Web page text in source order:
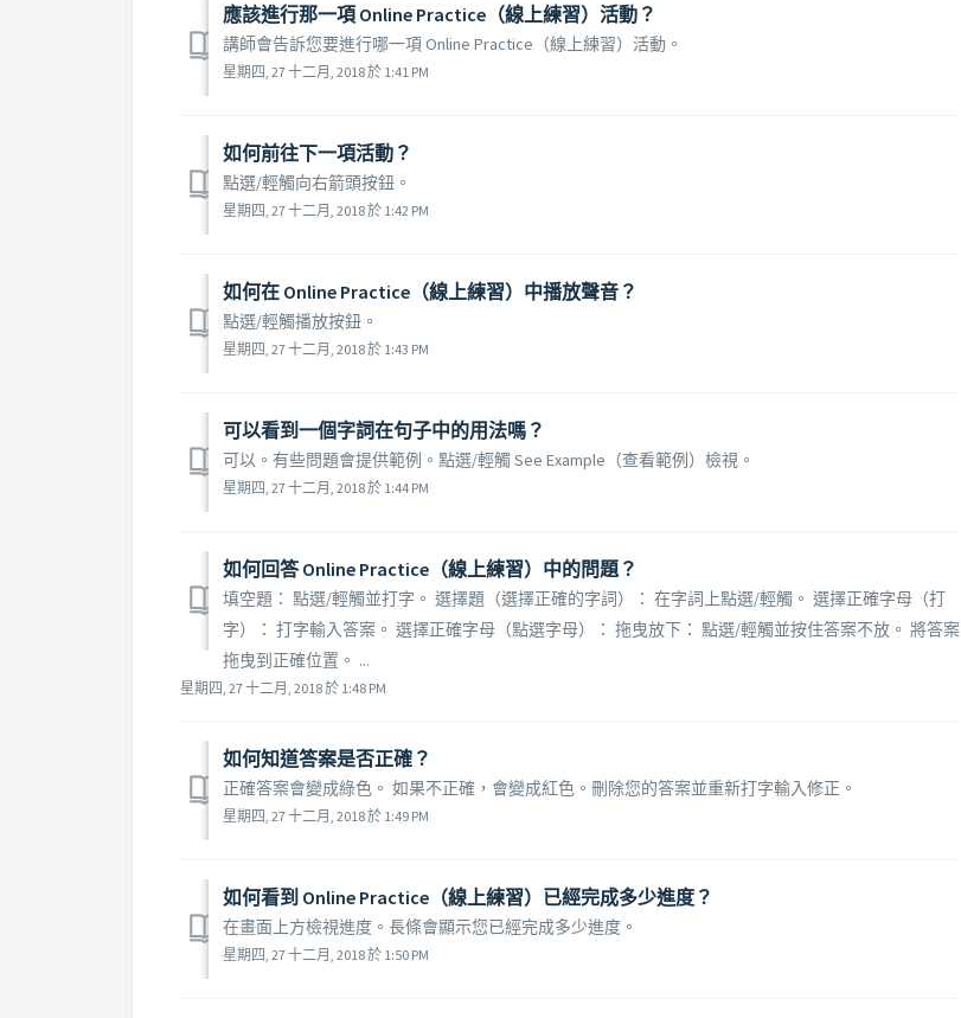
應該進行那一項 Online Practice（線上練習）活動？
講師會告訴您要進行哪一項 Online Practice（線上練習）活動。
星期四, 27 十二月, 2018 於 1:41 PM
如何前往下一項活動？
點選/輕觸向右箭頭按鈕。
星期四, 27 十二月, 2018 於 1:42 PM
如何在 Online Practice（線上練習）中播放聲音？
點選/輕觸播放按鈕。
星期四, 27 十二月, 2018 於 1:43 PM
可以看到一個字詞在句子中的用法嗎？
可以。有些問題會提供範例。點選/輕觸 See Example（查看範例）檢視。
星期四, 27 十二月, 2018 於 1:44 PM
如何回答 Online Practice（線上練習）中的問題？
填空題： 點選/輕觸並打字。 選擇題（選擇正確的字詞）： 在字詞上點選/輕觸。 選擇正確字母（打
字）： 打字輸入答案。 選擇正確字母（點選字母）： 拖曳放下： 點選/輕觸並按住答案不放。 將答案
拖曳到正確位置。 ...
星期四, 27 十二月, 2018 於 1:48 PM
如何知道答案是否正確？
正確答案會變成綠色。 如果不正確，會變成紅色。刪除您的答案並重新打字輸入修正。
星期四, 27 十二月, 2018 於 1:49 PM
如何看到 Online Practice（線上練習）已經完成多少進度？
在畫面上方檢視進度。長條會顯示您已經完成多少進度。
星期四, 27 十二月, 2018 於 1:50 PM